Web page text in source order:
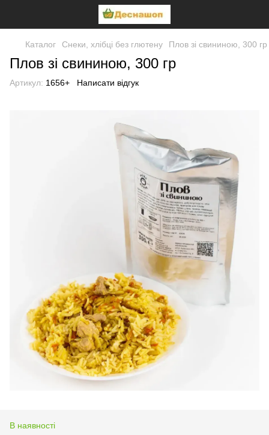
Каталог Снеки, хлібці без глютену Плов зі свининою, 300 гр
Плов зі свининою, 300 гр
Артикул: 1656+ Написати відгук
В наявності